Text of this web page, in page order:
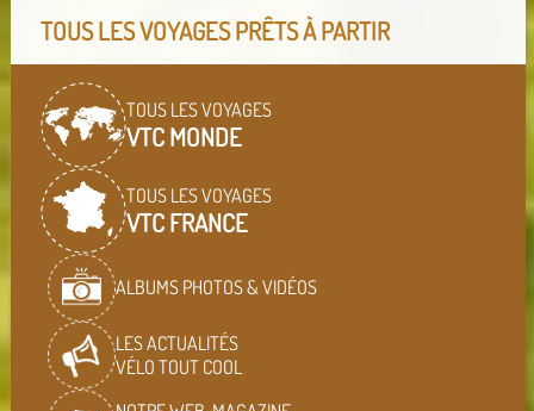
TOUS LES VOYAGES PRÊTS À PARTIR
TOUS LES VOYAGES
VTC MONDE
TOUS LES VOYAGES
VTC FRANCE
ALBUMS PHOTOS & VIDÉOS
LES ACTUALITÉS
VÉLO TOUT COOL